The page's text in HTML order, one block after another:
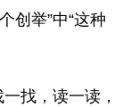
创举”中“这种
找，读一读，